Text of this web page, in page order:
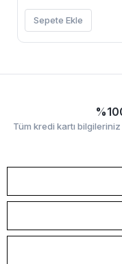
Sepete Ekle
Tüm kredi kartı